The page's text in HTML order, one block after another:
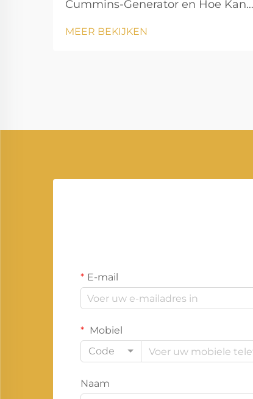
Cummins-Generator en Hoe Kan
Stromopwekking speelt een
MEER BEKIJKEN
E-mail
Mobiel
Code
Naam